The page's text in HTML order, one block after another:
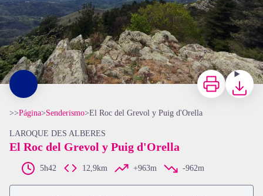
View picture in full screen
ImprimirBajar
>>Página>Senderismo>El Roc del Grevol y Puig d'Orella
LAROQUE DES ALBERES
El Roc del Grevol y Puig d'Orella
5h42 12,9km +963m -962m